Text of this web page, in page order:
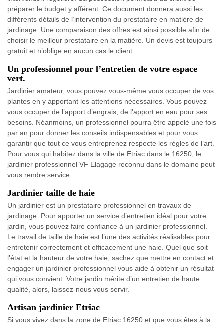
préparer le budget y afférent. Ce document donnera aussi les
différents détails de l’intervention du prestataire en matière de
jardinage. Une comparaison des offres est ainsi possible afin de
choisir le meilleur prestataire en la matière. Un devis est toujours
gratuit et n’oblige en aucun cas le client.
Un professionnel pour l’entretien de votre espace
vert.
Jardinier amateur, vous pouvez vous-même vous occuper de vos
plantes en y apportant les attentions nécessaires. Vous pouvez
vous occuper de l’apport d’engrais, de l’apport en eau pour ses
besoins. Néanmoins, un professionnel pourra être appelé une fois
par an pour donner les conseils indispensables et pour vous
garantir que tout ce vous entreprenez respecte les règles de l’art.
Pour vous qui habitez dans la ville de Etriac dans le 16250, le
jardinier professionnel VF Elagage reconnu dans le domaine peut
vous rendre service.
Jardinier taille de haie
Un jardinier est un prestataire professionnel en travaux de
jardinage. Pour apporter un service d’entretien idéal pour votre
jardin, vous pouvez faire confiance à un jardinier professionnel.
Le travail de taille de haie est l’une des activités réalisables pour
entretenir correctement et efficacement une haie. Quel que soit
l’état et la hauteur de votre haie, sachez que mettre en contact et
engager un jardinier professionnel vous aide à obtenir un résultat
qui vous convient. Votre jardin mérite d’un entretien de haute
qualité, alors, laissez-nous vous servir.
Artisan jardinier Etriac
Si vous vivez dans la zone de Etriac 16250 et que vous êtes à la